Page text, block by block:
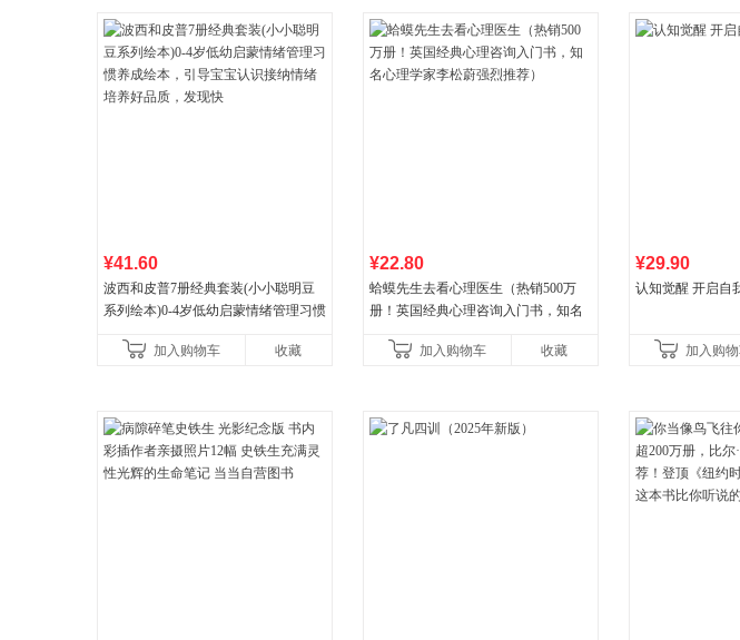
¥41.60
波西和皮普7册经典套装(小小聪明豆
系列绘本)0-4岁低幼启蒙情绪管理习惯
养好品质，发现快
加入购物车 收藏
¥22.80
蛤蟆先生去看心理医生（热销500万
册！英国经典心理咨询入门书，知名
加入购物车
收藏
¥29.90
认知觉醒 开启自
加入购